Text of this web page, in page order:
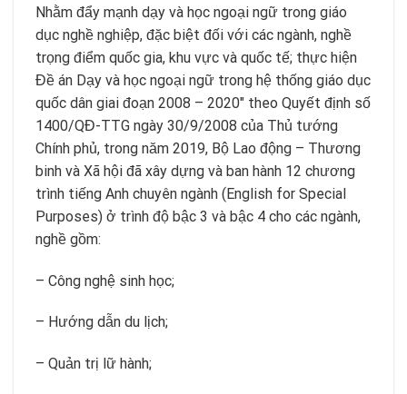
Nhằm đẩy mạnh dạy và học ngoại ngữ trong giáo
dục nghề nghiệp, đặc biệt đối với các ngành, nghề
trọng điểm quốc gia, khu vực và quốc tế; thực hiện
Đề án Dạy và học ngoại ngữ trong hệ thống giáo dục
quốc dân giai đoạn 2008 – 2020″ theo Quyết định số
1400/QĐ-TTG ngày 30/9/2008 của Thủ tướng
Chính phủ, trong năm 2019, Bộ Lao động – Thương
binh và Xã hội đã xây dựng và ban hành 12 chương
trình tiếng Anh chuyên ngành (English for Special
Purposes) ở trình độ bậc 3 và bậc 4 cho các ngành,
nghề gồm:
– Công nghệ sinh học;
– Hướng dẫn du lịch;
– Quản trị lữ hành;